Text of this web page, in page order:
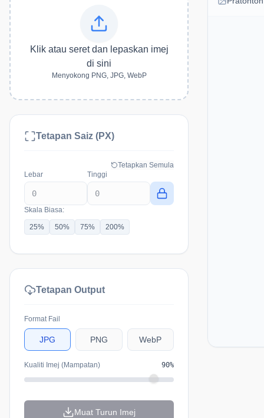
Klik atau seret dan lepaskan imej
di sini
Menyokong PNG, JPG, WebP
Tetapan Saiz (PX)
Tetapkan Semula
Lebar
Tinggi
Skala Biasa:
25% 50% 75% 200%
Tetapan Output
Format Fail
JPG PNG WebP
Kualiti Imej (Mampatan) 90%
Muat Turun Imej